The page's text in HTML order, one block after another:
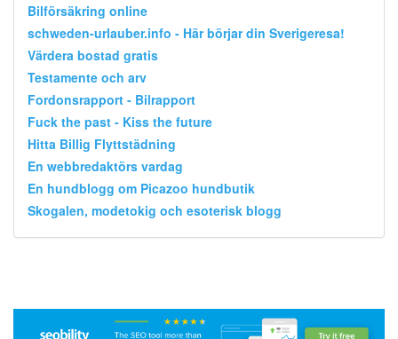
Bilförsäkring online
schweden-urlauber.info - Här börjar din Sverigeresa!
Värdera bostad gratis
Testamente och arv
Fordonsrapport - Bilrapport
Fuck the past - Kiss the future
Hitta Billig Flyttstädning
En webbredaktörs vardag
En hundblogg om Picazoo hundbutik
Skogalen, modetokig och esoterisk blogg